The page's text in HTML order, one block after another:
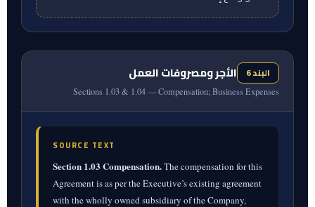
بجميع سياسات الشركة السارية من وقت لآخر — إن
وُجدت — وعلى الامتثال لجميع القوانين والقواعد
واللوائح، بما فيها تلك المنطبقة على الشركة.
البند 6 الأجر ومصروفات العمل
Sections 1.03 & 1.04 — Compensation; Business Expenses
SOURCE TEXT
Section 1.03 Compensation.The compensation for this
Agreement is as per the Executive’s existing agreement
with the wholly owned subsidiary of the Company,